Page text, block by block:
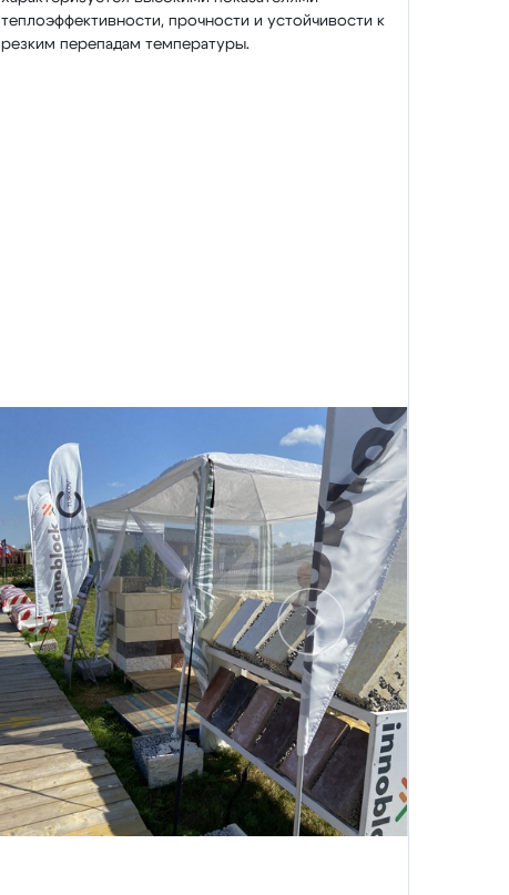
теплоэффективности, прочности и устойчивости к
резким перепадам температуры.
Следующий